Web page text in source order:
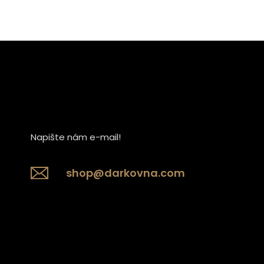
Napište nám e-mail!
shop@darkovna.com